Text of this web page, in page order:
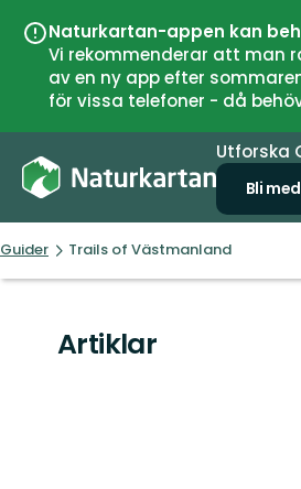
Naturkartan-appen kan
Vi rekommenderar att man
av en ny app efter
för vissa telefoner - då
Utforska
Bli
Guider Trails of Västmanland
Artiklar